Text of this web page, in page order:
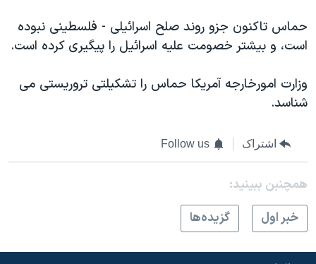
صفحه‌های ویژه
سفر پرزیدنت ترامپ به چین
حماس تاکنون جزو روند صلح اسرائيلی - فلسطينی نبوده
است، و بيشتر خصومت عليه اسرائيل را پيگيری کرده است.
وزارت امورخارجه آمريکا حماس را تشکيلتی تروريستی می
شناسد.
اشتراک Follow us
همچنبن ببینید:
خبر اول
گزيده‌ها